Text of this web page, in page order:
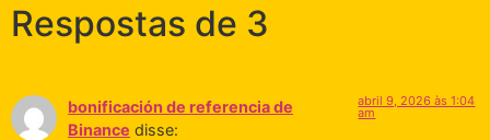
Respostas de 3
bonificación de referencia de
Binance disse:
abril 9, 2026 às 1:04
am